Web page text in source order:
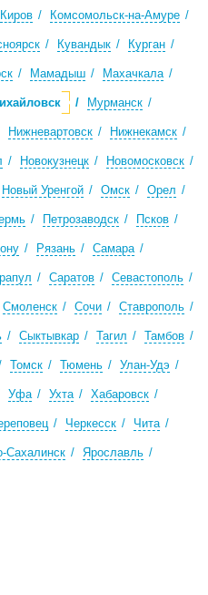
Киров Комсомольск-на-Амуре
Кувандык Курган
Мамадыш Махачкала
Мурманск
Нижневартовск Нижнекамск
Новокузнецк Новомосковск
Новый Уренгой Омск Орел
Петрозаводск Псков
Рязань Самара
Саратов Севастополь
Смоленск Сочи Ставрополь
Сыктывкар Тагил Тамбов
Томск Тюмень Улан-Удэ
Уфа Ухта Хабаровск
Черкесск Чита
Сахалинск Ярославль